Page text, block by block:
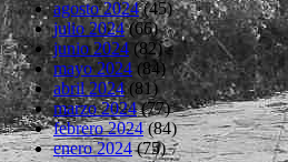
agosto 2024(45)
julio 2024(66)
junio 2024 (82)
mayo 2024 (84)
abril 2024(81)
marzo 2024(77)
febrero 2024(84)
enero 2024(75)